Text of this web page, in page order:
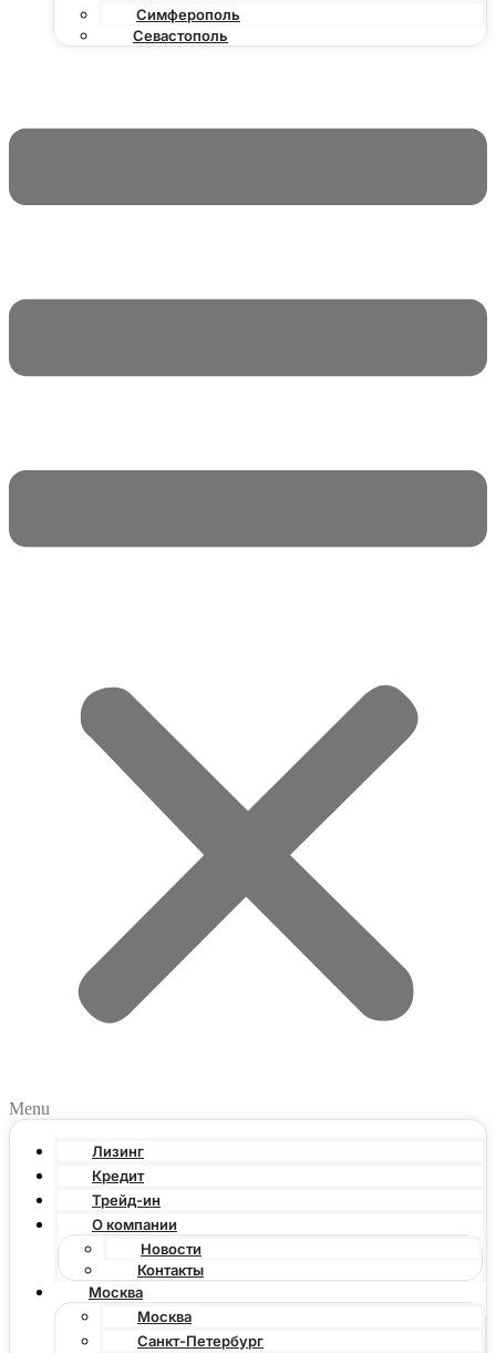
Симферополь
Севастополь
Menu
Лизинг
Кредит
Трейд-ин
О компании
Новости
Контакты
Москва
Москва
Санкт-Петербург